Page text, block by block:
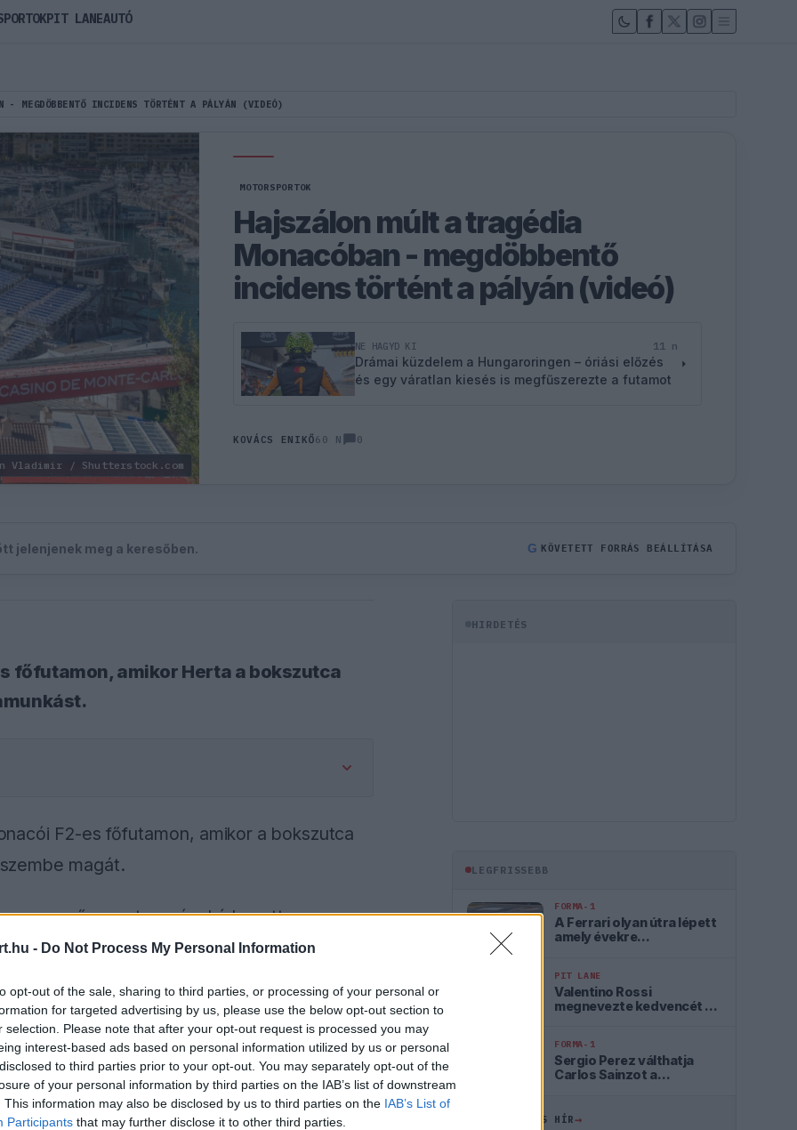
- Do Not Process My Personal Information
opt-out of the sale, sharing to third parties, or processing of your personal or
for targeted advertising by us, please use the below opt-out section to
selection. Please note that after your opt-out request is processed you may
interest-based ads based on personal information utilized by us or personal
to third parties prior to your opt-out. You may separately opt-out of the
of your personal information by third parties on the IAB’s list of downstream
This information may also be disclosed by us to third parties on the IAB’s List of
Participants that may further disclose it to other third parties.
- MEGDÖBBENTŐ INCIDENS TÖRTÉNT A PÁLYÁN (VIDEÓ)
Vladimir / Shutterstock.com
MOTORSPORTOK
Hajszálon múlt a tragédia
Monacóban - megdöbbentő
incidens történt a pályán (videó)
NE HAGYD KI 11 n
Drámai küzdelem a Hungaroringen – óriási előzés
és egy váratlan kiesés is megfűszerezte a futamot
KOVÁCS ENIKŐ60 N 0
jelenjenek meg a keresőben. G KÖVETETT FORRÁS BEÁLLÍTÁSA
főfutamon, amikor Herta a bokszutca
F2-es főfutamon, amikor a bokszutca
magát.
nagy tempóval érkezett a
a pálya szélén dolgozó egyik
el az ütközést, a két fél között csupán
the server or network failed or because the
not supported.
HIRDETÉS
LEGFRISSEBB
FORMA-1
A Ferrari olyan útra lépett
amely évekre
PIT LANE
Valentino Rossi
megnevezte kedvencét a
FORMA-1
Sergio Perez válthatja
Carlos Sainzot a
ÖSSZES FRISS HÍR→
PIT LANEAUTÓ